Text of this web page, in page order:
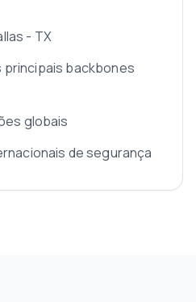
- TX
backbones
globais
de segurança